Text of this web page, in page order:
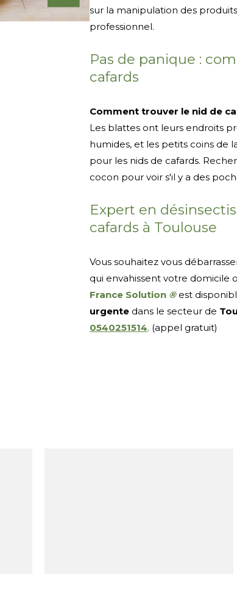
sur la manipulation des
professionnel.
Pas de panique :
cafards
Comment trouver le nid de
Les blattes ont leurs endroits
humides, et les petits coins de
pour les nids de cafards.
cocon pour voir s'il y a des
Expert en
cafards à Toulouse
Vous souhaitez vous
qui envahissent votre domicile
France Solution ®est
urgente dans le secteur de
0540251514. (appel gratuit)